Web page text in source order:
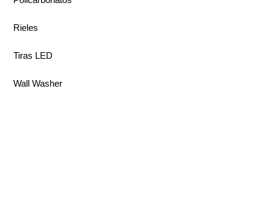
Rieles
Tiras LED
Wall Washer